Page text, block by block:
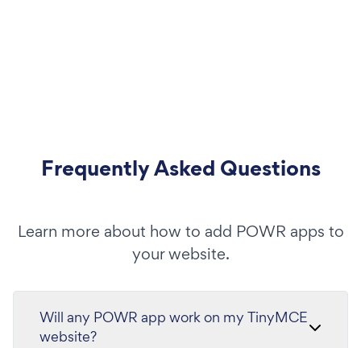
Frequently Asked Questions
Learn more about how to add POWR apps to
your website.
Will any POWR app work on my TinyMCE
website?